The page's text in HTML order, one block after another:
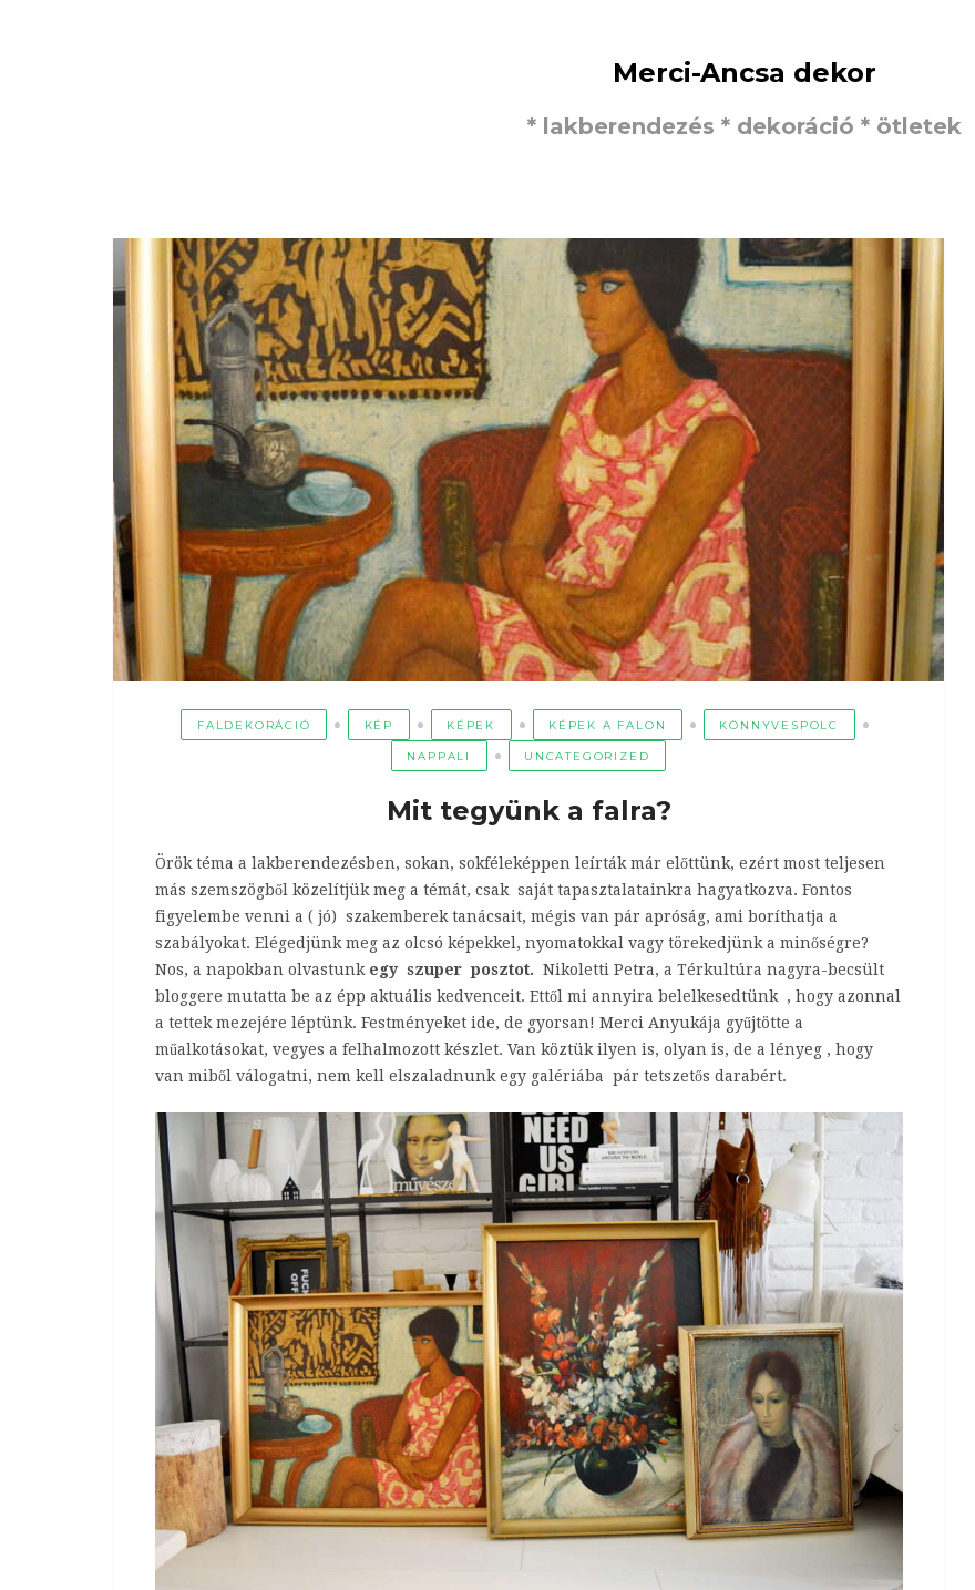
Merci-Ancsa dekor
* lakberendezés * dekoráció * ötletek
FALDEKORÁCIÓ KÉP KÉPEK KÉPEK A FALON KÖNNYVESPOLC
NAPPALI UNCATEGORIZED
Mit tegyünk a falra?
Örök téma a lakberendezésben, sokan, sokféleképpen leírták már előttünk, ezért most teljesen
más szemszögből közelítjük meg a témát, csak saját tapasztalatainkra hagyatkozva. Fontos
figyelembe venni a ( jó) szakemberek tanácsait, mégis van pár apróság, ami boríthatja a
szabályokat. Elégedjünk meg az olcsó képekkel, nyomatokkal vagy törekedjünk a minőségre?
Nos, a napokban olvastunk egy szuper posztot. Nikoletti Petra, a Térkultúra nagyra-becsült
bloggere mutatta be az épp aktuális kedvenceit. Ettől mi annyira belelkesedtünk , hogy azonnal
a tettek mezejére léptünk. Festményeket ide, de gyorsan! Merci Anyukája gyűjtötte a
műalkotásokat, vegyes a felhalmozott készlet. Van köztük ilyen is, olyan is, de a lényeg , hogy
van miből válogatni, nem kell elszaladnunk egy galériába pár tetszetős darabért.